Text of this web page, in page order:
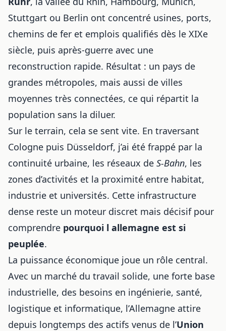
Stuttgart ou Berlin ont concentré usines, ports,
chemins de fer et emplois qualifiés dès le XIXe
siècle, puis après-guerre avec une
reconstruction rapide. Résultat : un pays de
grandes métropoles, mais aussi de villes
moyennes très connectées, ce qui répartit la
population sans la diluer.
Sur le terrain, cela se sent vite. En traversant
Cologne puis Düsseldorf, j’ai été frappé par la
continuité urbaine, les réseaux de S-Bahn, les
zones d’activités et la proximité entre habitat,
industrie et universités. Cette infrastructure
dense reste un moteur discret mais décisif pour
comprendre pourquoi l allemagne est si
peuplée.
La puissance économique joue un rôle central.
Avec un marché du travail solide, une forte base
industrielle, des besoins en ingénierie, santé,
logistique et informatique, l’Allemagne attire
depuis longtemps des actifs venus de l’Union